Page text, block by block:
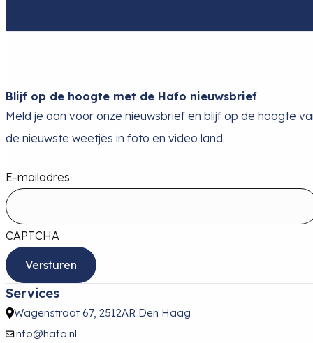
Blijf op de hoogte met de Hafo nieuwsbrief
Meld je aan voor onze nieuwsbrief en blijf op de hoogte
de nieuwste weetjes in foto en video land.
E-mailadres
CAPTCHA
Services
Wagenstraat 67, 2512AR Den Haag
info@hafo.nl